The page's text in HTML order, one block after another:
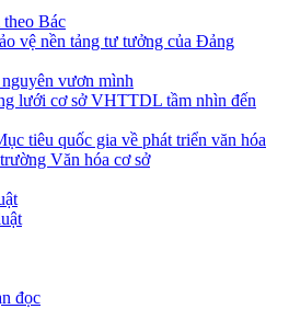
Bác
vệ nền tảng tư tưởng của Đảng
vươn mình
lưới cơ sở VHTTDL tầm nhìn đến
tiêu quốc gia về phát triển văn hóa
Văn hóa cơ sở
đọc